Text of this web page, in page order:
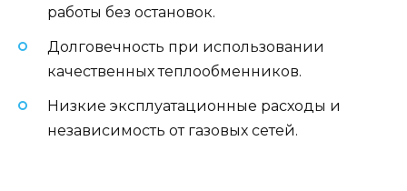
работы без остановок.
Долговечность при использовании
качественных теплообменников.
Низкие эксплуатационные расходы и
независимость от газовых сетей.